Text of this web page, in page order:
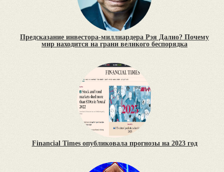
Предсказание инвестора-миллиардера Рэя Далио? Почему
мир находится на грани великого беспорядка
Financial Times опубликовала прогнозы на 2023 год